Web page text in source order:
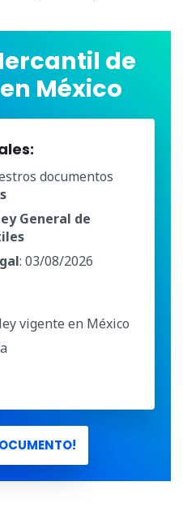
de
México
documentos
General de
: 03/08/2026
vigente en México